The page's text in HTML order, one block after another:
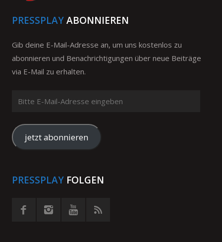
PRESSPLAYABONNIEREN
Gib deine E-Mail-Adresse an, um uns kostenlos zu
abonnieren und Benachrichtigungen über neue Beiträge
via E-Mail zu erhalten.
Mail-
Adresse
eingeben
jetzt abonnieren
PRESSPLAY FOLGEN